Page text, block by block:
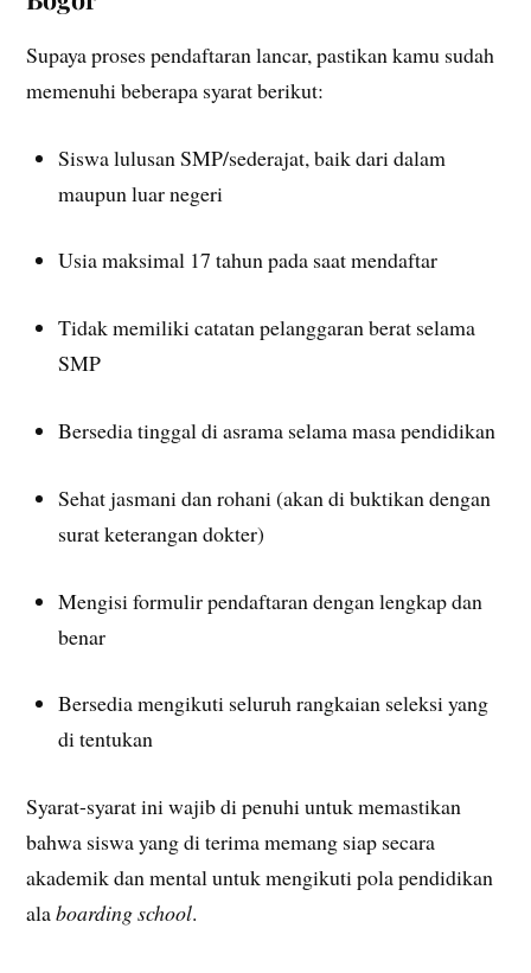
Supaya proses pendaftaran lancar, pastikan kamu sudah
memenuhi beberapa syarat berikut:
Siswa lulusan SMP/sederajat, baik dari dalam
maupun luar negeri
Usia maksimal 17 tahun pada saat mendaftar
Tidak memiliki catatan pelanggaran berat selama
SMP
Bersedia tinggal di asrama selama masa pendidikan
Sehat jasmani dan rohani (akan di buktikan dengan
surat keterangan dokter)
Mengisi formulir pendaftaran dengan lengkap dan
benar
Bersedia mengikuti seluruh rangkaian seleksi yang
di tentukan
Syarat-syarat ini wajib di penuhi untuk memastikan
bahwa siswa yang di terima memang siap secara
akademik dan mental untuk mengikuti pola pendidikan
alaboarding school.